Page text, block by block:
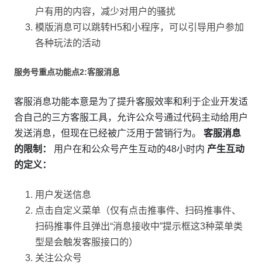
户有用的内容，减少对用户的骚扰
模版消息可以跳转H5和小程序，可以引导用户参加
各种玩法的活动
服务号重点功能点2:客服消息
客服消息功能本意是为了提升客服效率和利于企业开发适
合自己的三方客服工具，允许公众号通过代码主动给用户
发送消息，但现在已经被广泛用于营销行为。 客服消息
的限制：
用户在和公众号产生互动的48小时内 产生互动
的定义：
用户发送信息
点击自定义菜单（仅有点击推事件、扫码推事件、
扫码推事件且弹出“消息接收中”提示框这3种菜单类
型是会触发客服接口的）
关注公众号